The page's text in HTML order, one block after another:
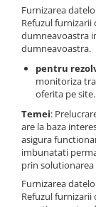
Butoane
Selector 2 pozitii
Selector 3 pozitii
Intrerupator
Intrerupator 3
Relee 12V
Relee 24V
Modul electronic
Faruri fata
Lampi spate
Piese Benford
Piese Benati
Piese Belarus
Piese Baumann
Piese Barford
Piese Antonio
Piese Ammann
Piese Ahlmann
Piese Airo
Furnizarea
Refuzul
dumneavoastra
dumneavoastra.
pentru
monitoriza
oferita pe site.
Temei:
are la baza
asigura
imbunatati
prin
Furnizarea
Refuzul